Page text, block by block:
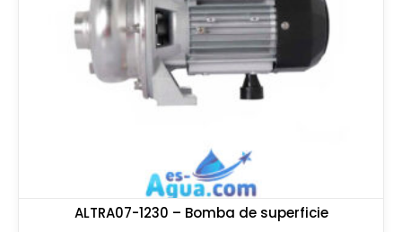
ALTRA07-1230 – Bomba de superficie